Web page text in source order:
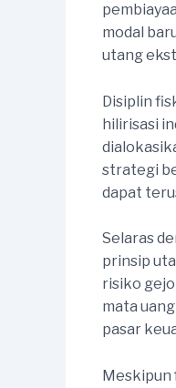
modal
utang
Disiplin
hilirisasi
strategi
dapat
Selaras
prinsip
risiko
mata
pasar
Meskipun